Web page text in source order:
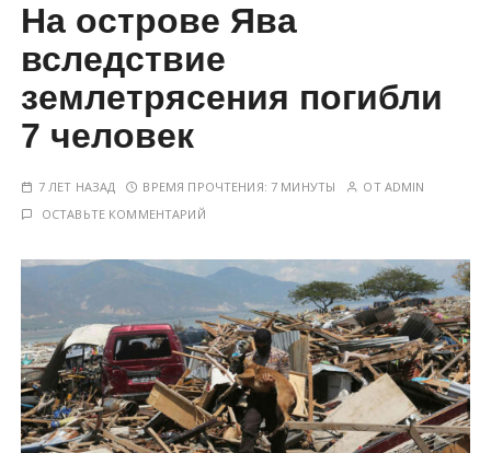
На острове Ява
вследствие
землетрясения погибли
7 человек
7 ЛЕТ НАЗАД ВРЕМЯ ПРОЧТЕНИЯ: 7 МИНУТЫ ОТ ADMIN
ОСТАВЬТЕ КОММЕНТАРИЙ